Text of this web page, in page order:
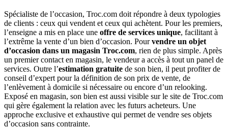
Spécialiste de l’occasion, Troc.com doit répondre à deux typologies
de clients : ceux qui vendent et ceux qui achètent. Pour les premiers,
l’enseigne a mis en place une offre de services unique, facilitant à
l’extrême la vente d’un bien d’occasion. Pourvendre un objet
d’occasion dans un magasin Troc.com, rien de plus simple. Après
un premier contact en magasin, le vendeur a accès à tout un panel de
services. Outre l’estimation gratuite de son bien, il peut profiter de
conseil d’expert pour la définition de son prix de vente, de
l’enlèvement à domicile si nécessaire ou encore d’un relooking.
Exposé en magasin, son bien est aussi visible sur le site de Troc.com
qui gère également la relation avec les futurs acheteurs. Une
approche exclusive et exhaustive qui permet de vendre ses objets
d’occasion sans contrainte.